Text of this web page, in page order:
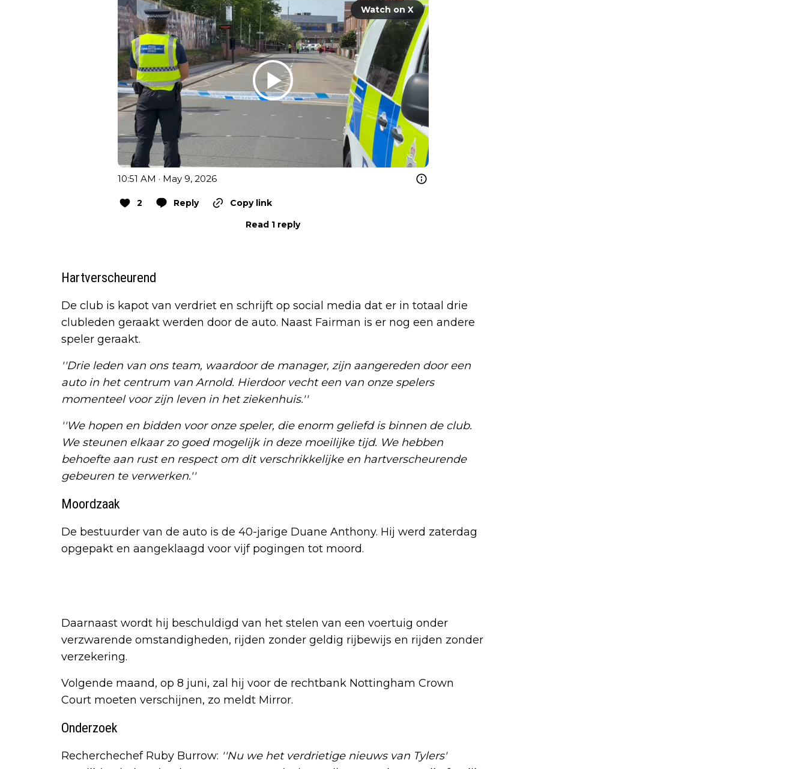
Watch on X
10:51 AM · May 9, 2026
2 Reply
Copy link
Read 1 reply
Hartverscheurend
De club is kapot van verdriet en schrijft op social media dat er in totaal drie
clubleden geraakt werden door de auto. Naast Fairman is er nog een andere
speler geraakt.
''Drie leden van ons team, waardoor de manager, zijn aangereden door een
auto in het centrum van Arnold. Hierdoor vecht een van onze spelers
momenteel voor zijn leven in het ziekenhuis.''
''We hopen en bidden voor onze speler, die enorm geliefd is binnen de club.
We steunen elkaar zo goed mogelijk in deze moeilijke tijd. We hebben
behoefte aan rust en respect om dit verschrikkelijke en hartverscheurende
gebeuren te verwerken.''
Moordzaak
De bestuurder van de auto is de 40-jarige Duane Anthony. Hij werd zaterdag
opgepakt en aangeklaagd voor vijf pogingen tot moord.
Daarnaast wordt hij beschuldigd van het stelen van een voertuig onder
verzwarende omstandigheden, rijden zonder geldig rijbewijs en rijden zonder
verzekering.
Volgende maand, op 8 juni, zal hij voor de rechtbank Nottingham Crown
Court moeten verschijnen, zo meldt Mirror.
Onderzoek
Recherchechef Ruby Burrow: ''Nu we het verdrietige nieuws van Tylers'